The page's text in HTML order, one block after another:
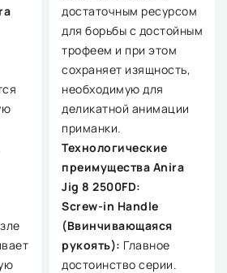
достаточным ресурсом
для борьбы с достойным
трофеем и при этом
сохраняет изящность,
необходимую для
деликатной анимации
приманки.
Технологические
преимущества Anira
Jig 8 2500FD:
Screw-in Handle
(Ввинчивающаяся
рукоять): Главное
достоинство серии.